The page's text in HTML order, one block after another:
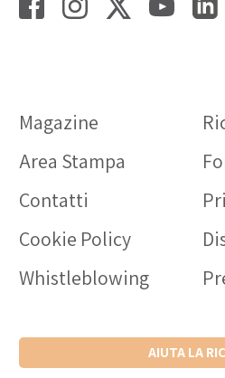
Magazine
Area Stampa
Contatti
Cookie Policy
Whistleblowing
AIUTA LA